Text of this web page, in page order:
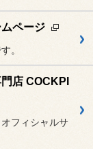
ページ
。
店 COCKPI
フィシャルサ